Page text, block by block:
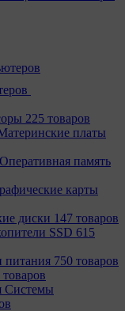
225 товаров
платы
Оперативная память
карты
диски 147 товаров
SSD 615
питания 750 товаров
Системы